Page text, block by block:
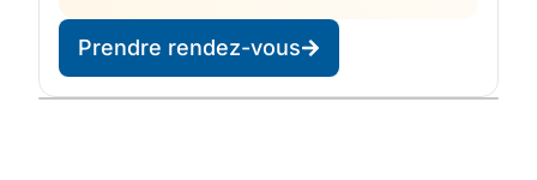
Prendre rendez-vous